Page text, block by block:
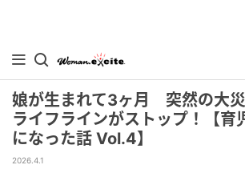
娘が生まれて3ヶ月 突然の大
ライフラインがストップ！【育
になった話 Vol.4】
2026.4.1